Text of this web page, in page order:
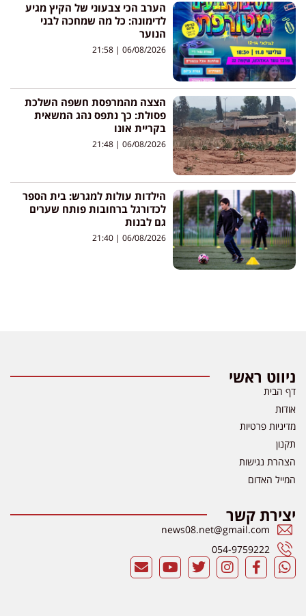
הערב הכי צבעוני של הקיץ מגיע
לדימונה: כל מה שמחכה לבני
הנוער
06/08/2026
הצצה מהמרפסת חשפה השלכת
פסולת: כך נתפס נהג המשאית
בקריית אונו
06/08/2026
הילדות עולות למגרש: בית הספר
לכדורגל ברחובות פותח שערים
גם לבנות
06/08/2026
ניווט ראשי
דף הבית
אודות
מדיניות פרטיות
תקנון
הצהרת נגישות
המייל האדום
יצירת קשר
news08.net@gmail.com
054-9759222